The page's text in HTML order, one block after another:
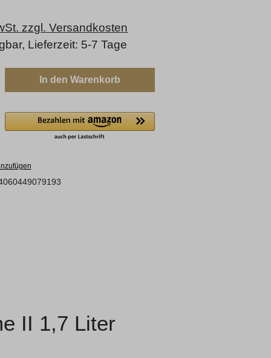
zzgl. Versandkosten
Lieferzeit: 5-7 Tage
Gib den gewünschten Wert ein
In den Warenkorb
II 1,7 Liter